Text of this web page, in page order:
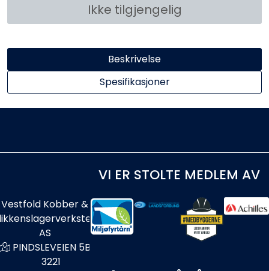
Ikke tilgjengelig
Beskrivelse
Spesifikasjoner
VI ER STOLTE MEDLEM AV
Vestfold Kobber &
AS
PINDSLEVEIEN 5B
3221